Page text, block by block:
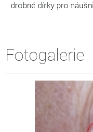
drobné dírky pro
Fotogalerie